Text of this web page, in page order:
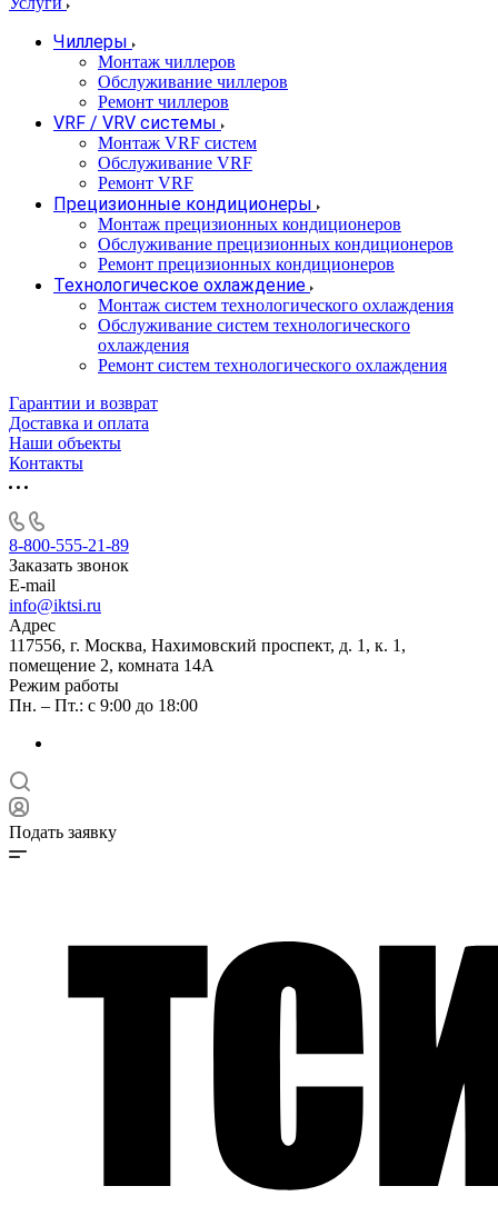
Чиллеры
Монтаж чиллеров
Обслуживание чиллеров
Ремонт чиллеров
VRF / VRV системы
Монтаж VRF систем
Обслуживание VRF
Ремонт VRF
Прецизионные кондиционеры
Монтаж прецизионных кондиционеров
Обслуживание прецизионных кондиционеров
Ремонт прецизионных кондиционеров
Технологическое охлаждение
Монтаж систем технологического охлаждения
Обслуживание систем технологического
охлаждения
Ремонт систем технологического охлаждения
Гарантии и возврат
Доставка и оплата
Наши объекты
Контакты
8-800-555-21-89
Заказать звонок
E-mail
info@iktsi.ru
Адрес
117556, г. Москва, Нахимовский проспект, д. 1, к. 1,
помещение 2, комната 14А
Режим работы
Пн. – Пт.: с 9:00 до 18:00
Подать заявку